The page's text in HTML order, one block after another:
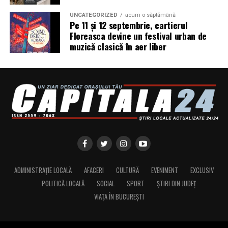
Recomandări înainte de a
începe
Indiferent de firma aleasă, câteva verificări simple
fie autorizată de Agenția Națională de Cadastru și
Publicitate Imobiliară. Oferta ar trebui să precizeze clar
ce include — măsurătoare, documentație, depunerea
De asemenea, este util ca proprietarul să aibă pregătite
actele de proprietate, actul de identitate, certificatul
fiscal și eventualele documentații anterioare. Cu cât
situația juridică este mai clară de la început, cu atât
lucrarea avansează mai repede.
UNCATEGORIZED acum o săptămână
Pe 11 și 12 septembrie, cartierul
Floreasca devine un festival urban de
muzică clasică în aer liber
ADMINISTRAȚIE LOCALĂ AFACERI CULTURĂ EVENIMENT
EXCLUSIV
POLITICĂ LOCALĂ
SOCIAL SPORT
ȘTIRI DIN JUDEȚ
VIAȚA ÎN BUCUREȘTI